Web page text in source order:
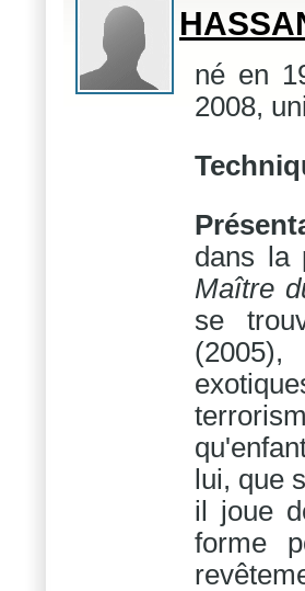
né en
2008,
dans la
Maître
se
terrorism
lui, que
il joue
forme